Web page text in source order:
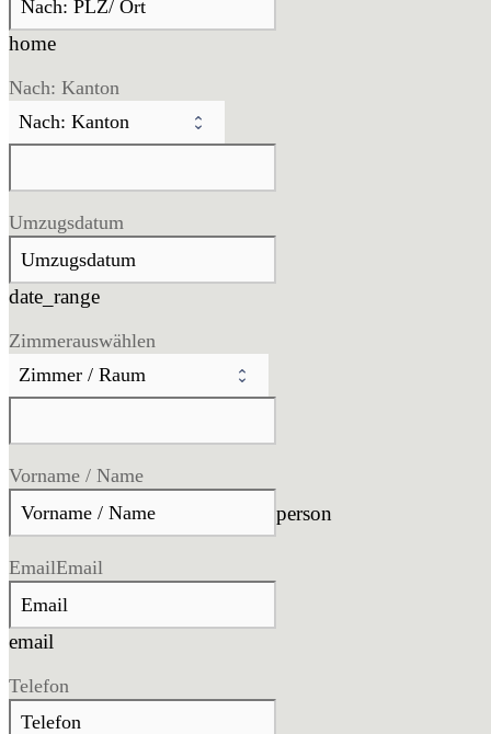
home
Nach: Kanton
Umzugsdatum
date_range
Zimmerauswählen
Vorname / Name
person
EmailEmail
email
Telefon